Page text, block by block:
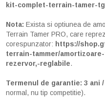
kit-complet-terrain-tamer-
Nota: Exista si optiunea de
Terrain Tamer PRO, care
corespunzator: https://
terrain-tammer/
rezervor,-reglabile.
Termenul de garantie: 3 ani /
normal, nu tip competitie).